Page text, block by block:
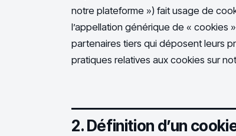
notre plateforme ») fait usage de
l’appellation générique de « cookies
partenaires tiers qui déposent leurs
pratiques relatives aux cookies sur
2. Définition d’un